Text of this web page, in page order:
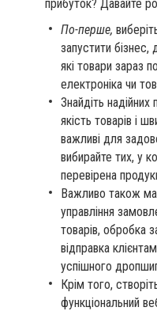
прибуток? Давайте
По-перше,
запустити бізнес,
які товари зараз
електроніка чи
Знайдіть надійних
якість товарів і
важливі для
вибирайте тих, у
перевірена
Важливо також
управління
товарів, обробка
відправка
успішного
Крім того,
функціональний